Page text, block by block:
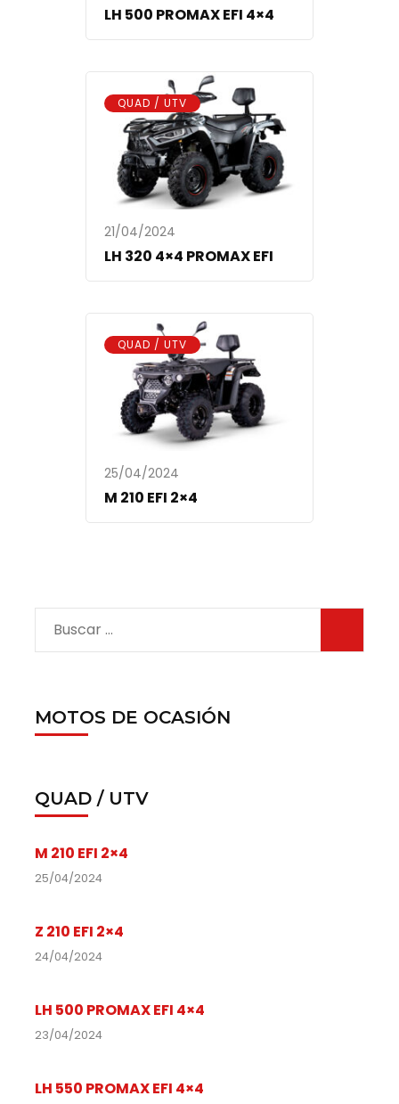
LH 500 PROMAX EFI 4×4
QUAD / UTV
21/04/2024
LH 320 4×4 PROMAX EFI
QUAD / UTV
25/04/2024
M 210 EFI 2×4
MOTOS DE OCASIÓN
QUAD / UTV
M 210 EFI 2×4
25/04/2024
Z 210 EFI 2×4
24/04/2024
LH 500 PROMAX EFI 4×4
23/04/2024
LH 550 PROMAX EFI 4×4